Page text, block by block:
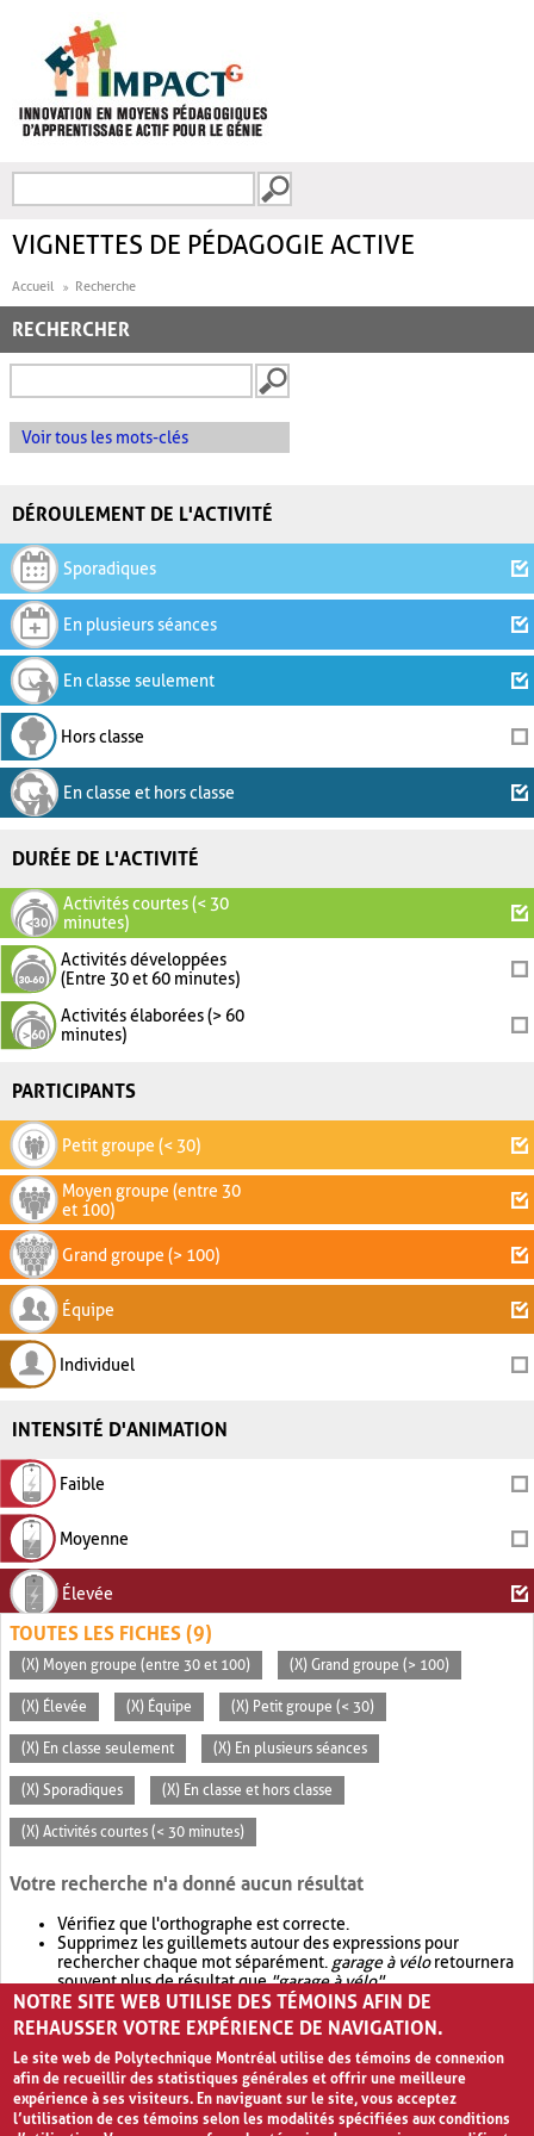
FORMULAIRE DE
VIGNETTES DE PÉDAGOGIE ACTIVE
Accueil Recherche
RECHERCHER
Voir tous les mots-clés
DÉROULEMENT DE L'ACTIVITÉ
Sporadiques
En plusieurs séances
En classe seulement
Hors classe
En classe et hors classe
DURÉE DE L'ACTIVITÉ
Activités courtes (< 30
minutes)
Activités développées
(Entre 30 et 60 minutes)
Activités élaborées (> 60
minutes)
PARTICIPANTS
Petit groupe (< 30)
Moyen groupe (entre 30
et 100)
Grand groupe (> 100)
Équipe
Individuel
INTENSITÉ D'ANIMATION
Faible
Moyenne
Élevée
TOUTES LES FICHES (9)
(X) Moyen groupe (entre 30 et 100) (X) Grand groupe (> 100)
(X) Élevée (X) Équipe (X) Petit groupe (< 30)
(X) En classe seulement (X) En plusieurs séances
(X) Sporadiques (X) En classe et hors classe
(X) Activités courtes (< 30 minutes)
Votre recherche n'a donné aucun résultat
Vérifiez que l'orthographe est correcte.
Supprimez les guillemets autour des expressions pour
rechercher chaque mot séparément. garage à véloretournera
souvent plus de résultat que"garage à vélo".
Envisagez d'élargir votre recherche avec OR.garage OR vélo
retournera souvent plus de résultat quegarage à vélo
NOTRE SITE WEB UTILISE DES TÉMOINS AFIN DE
REHAUSSER VOTRE EXPÉRIENCE DE NAVIGATION.
Le site web de Polytechnique Montréal utilise des témoins de connexion
afin de recueillir des statistiques générales et offrir une meilleure
expérience à ses visiteurs. En naviguant sur le site, vous acceptez
l’utilisation de ces témoins selon les modalités spécifiées aux conditions